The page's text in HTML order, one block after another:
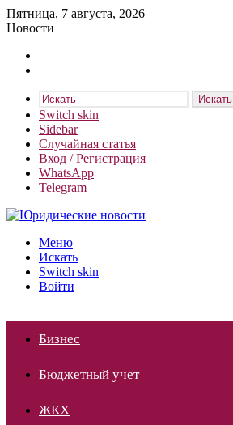
Пятница, 7 августа, 2026
Новости
Искать
Switch skin
Sidebar
Случайная статья
Вход / Регистрация
WhatsApp
Telegram
Меню
Искать
Switch skin
Войти
Бизнес
Бюджетный учет
ЖКХ